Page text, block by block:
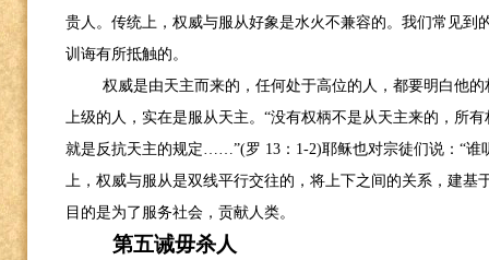
贵人。传统上，权威与服从好象是水火不兼容的。我们常见到
训诲有所抵触的。
权威是由天主而来的，任何处于高位的人，都要明白他
上级的人，实在是服从天主。“没有权柄不是从天主来的，所
就是反抗天主的规定……”(罗 13 ： 1-2)耶稣也对宗徒们说：“谁
上，权威与服从是双线平行交往的，将上下之间的关系，建基
目的是为了服务社会，贡献人类。
第五诫毋杀人